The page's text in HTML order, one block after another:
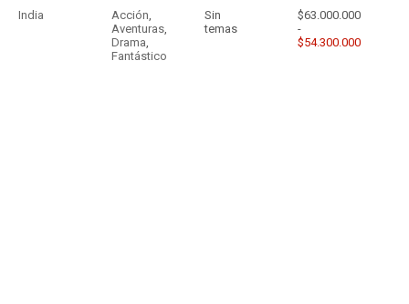
India Acción,
Aventuras,
Drama,
Fantástico
Sin
temas
$63.000.000
-
$54.300.000